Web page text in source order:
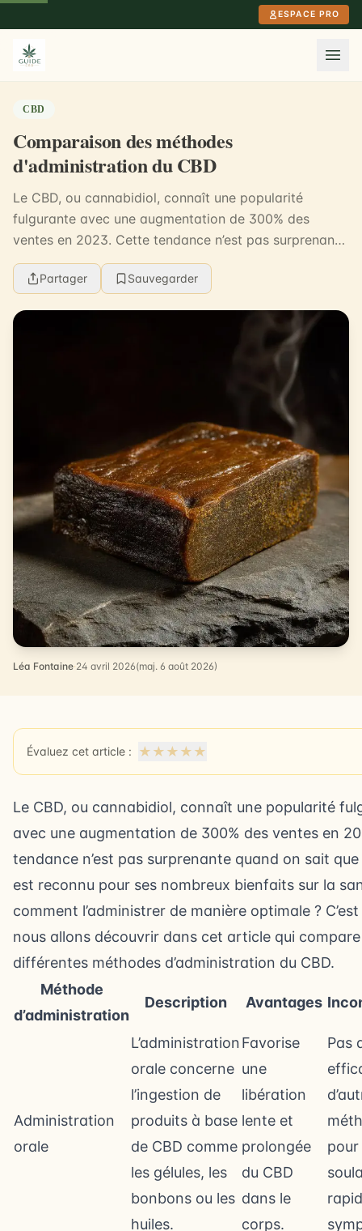
ESPACE PRO
CBD
Comparaison des méthodes
d'administration du CBD
Le CBD, ou cannabidiol, connaît une popularité
fulgurante avec une augmentation de 300% des
ventes en 2023. Cette tendance n’est pas surprenante
quand on sait que le CBD est reconnu pour ses
nombreux ...
Partager Sauvegarder
Léa Fontaine·24 avril 2026(maj. 6 août 2026)
Évaluez cet article : ★ ★ ★ ★ ★
Le CBD, ou cannabidiol, connaît une popularité
avec une augmentation de 300% des ventes en
tendance n’est pas surprenante quand on sait que
est reconnu pour ses nombreux bienfaits sur la
comment l’administrer de manière optimale ?
nous allons découvrir dans cet article qui
différentes méthodes d’administration du CBD.
Méthode
d’administration
Description Avantages
Administration
orale
L’administration
orale concerne
l’ingestion de
produits à base
de CBD comme
les gélules, les
bonbons ou les
huiles.
Favorise
une
libération
lente et
prolongée
du CBD
dans le
corps.
Pas
pour